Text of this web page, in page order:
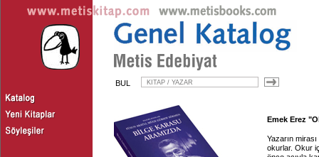
BUL
Emek Erez
Yazarın
okurlar. Okur